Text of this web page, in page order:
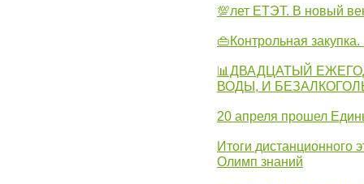
💯лет ЕТЭТ. В новый
👜Контрольная
📊ДВАДЦАТЫЙ
ВОДЫ, И
20 апреля прошел
Итоги дистанционного
Олимп знаний